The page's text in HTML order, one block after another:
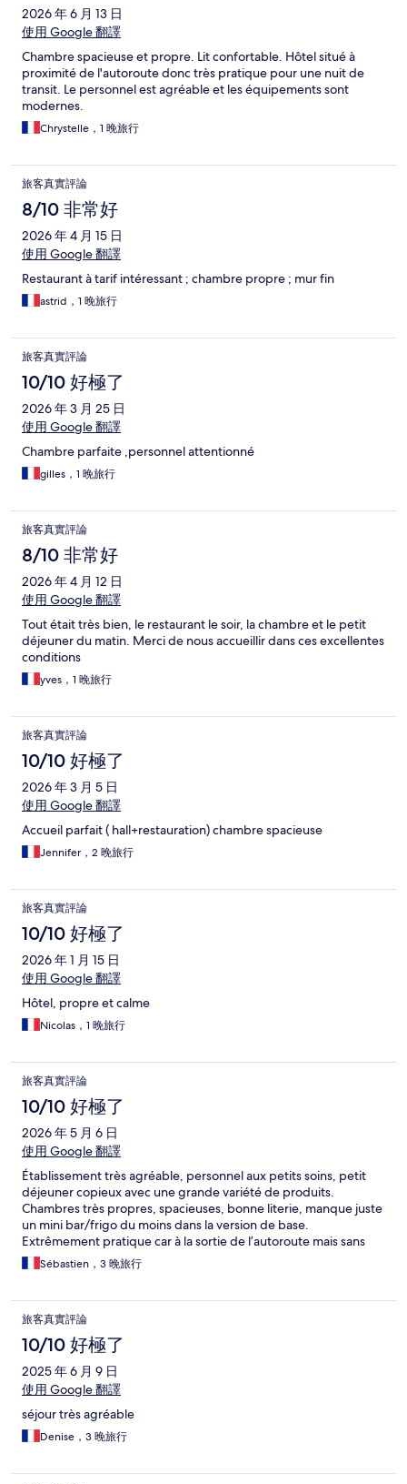
2026 年 6 月 13 日
使用 Google 翻譯
Chambre spacieuse et propre. Lit confortable. Hôtel situé à
proximité de l'autoroute donc très pratique pour une nuit de
transit. Le personnel est agréable et les équipements sont
modernes.
Chrystelle，1 晚旅行
旅客真實評論
8/10 非常好
2026 年 4 月 15 日
使用 Google 翻譯
Restaurant à tarif intéressant ; chambre propre ; mur fin
astrid，1 晚旅行
旅客真實評論
10/10 好極了
2026 年 3 月 25 日
使用 Google 翻譯
Chambre parfaite ,personnel attentionné
gilles，1 晚旅行
旅客真實評論
8/10 非常好
2026 年 4 月 12 日
使用 Google 翻譯
Tout était très bien, le restaurant le soir, la chambre et le petit
déjeuner du matin. Merci de nous accueillir dans ces excellentes
conditions
yves，1 晚旅行
旅客真實評論
10/10 好極了
2026 年 3 月 5 日
使用 Google 翻譯
Accueil parfait ( hall+restauration) chambre spacieuse
Jennifer，2 晚旅行
旅客真實評論
10/10 好極了
2026 年 1 月 15 日
使用 Google 翻譯
Hôtel, propre et calme
Nicolas，1 晚旅行
旅客真實評論
10/10 好極了
2026 年 5 月 6 日
使用 Google 翻譯
Établissement très agréable, personnel aux petits soins, petit
déjeuner copieux avec une grande variété de produits.
Chambres très propres, spacieuses, bonne literie, manque juste
un mini bar/frigo du moins dans la version de base.
Extrêmement pratique car à la sortie de l’autoroute mais sans
aucune nuisance sonore. Qualité constante car établissement
déjà fréquenté en 2025.
Sébastien，3 晚旅行
旅客真實評論
10/10 好極了
2025 年 6 月 9 日
使用 Google 翻譯
séjour très agréable
Denise，3 晚旅行